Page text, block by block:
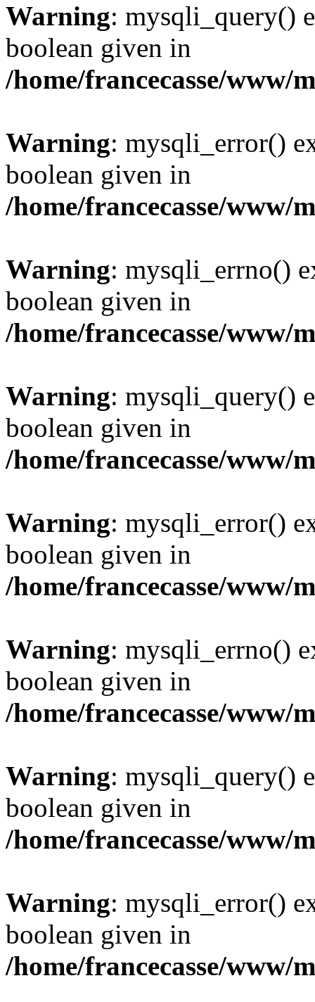
Warning: mysqli_query()
boolean given in
/home/francecasse/www/
Warning: mysqli_error()
boolean given in
/home/francecasse/www/
Warning: mysqli_errno()
boolean given in
/home/francecasse/www/
Warning: mysqli_query()
boolean given in
/home/francecasse/www/
Warning: mysqli_error()
boolean given in
/home/francecasse/www/
Warning: mysqli_errno()
boolean given in
/home/francecasse/www/
Warning: mysqli_query()
boolean given in
/home/francecasse/www/
Warning: mysqli_error()
boolean given in
/home/francecasse/www/